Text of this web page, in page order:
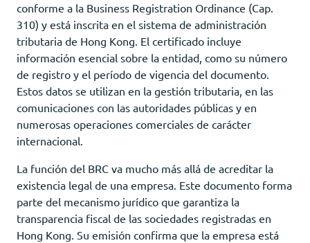
conforme a la Business Registration Ordinance (Cap.
310) y está inscrita en el sistema de administración
tributaria de Hong Kong. El certificado incluye
información esencial sobre la entidad, como su número
de registro y el período de vigencia del documento.
Estos datos se utilizan en la gestión tributaria, en las
comunicaciones con las autoridades públicas y en
numerosas operaciones comerciales de carácter
internacional.
La función del BRC va mucho más allá de acreditar la
existencia legal de una empresa. Este documento forma
parte del mecanismo jurídico que garantiza la
transparencia fiscal de las sociedades registradas en
Hong Kong. Su emisión confirma que la empresa está